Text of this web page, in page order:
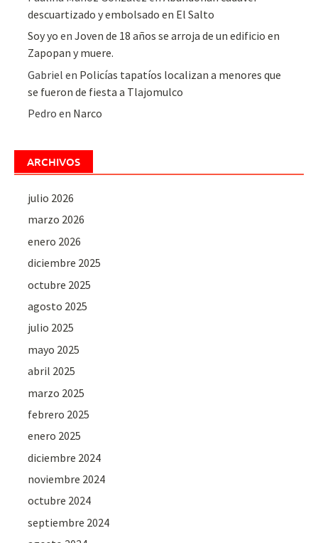
descuartizado y embolsado en El Salto
Soy yo enJoven de 18 años se arroja de un edificio en
Zapopan y muere.
Gabriel en Policías tapatíos localizan a menores que
se fueron de fiesta a Tlajomulco
Pedro en Narco
ARCHIVOS
julio 2026
marzo 2026
enero 2026
diciembre 2025
octubre 2025
agosto 2025
julio 2025
mayo 2025
abril 2025
marzo 2025
febrero 2025
enero 2025
diciembre 2024
noviembre 2024
octubre 2024
septiembre 2024